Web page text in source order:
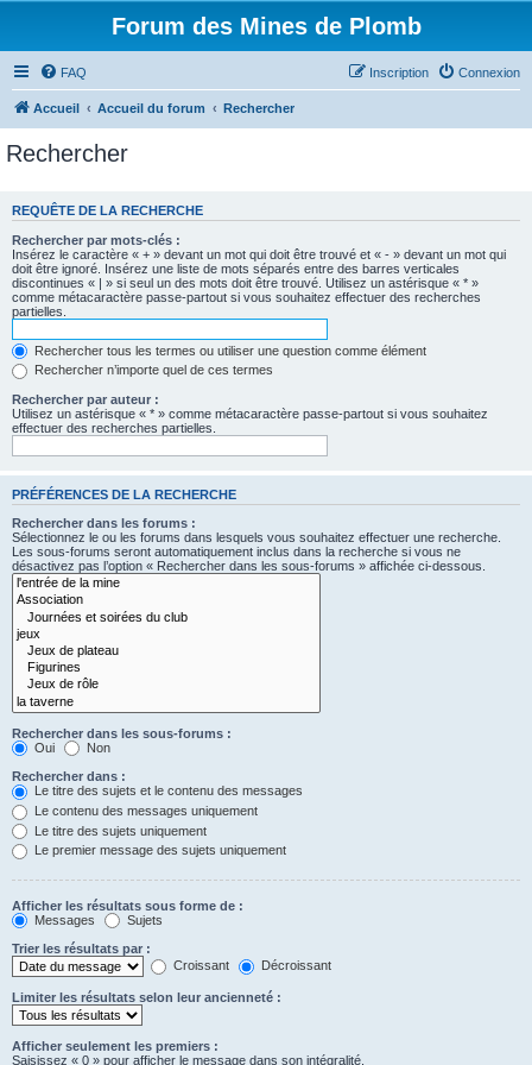
Forum des Mines de Plomb
FAQ Connexion
Inscription
Accueil Accueil du forum Rechercher
Rechercher
REQUÊTE DE LA RECHERCHE
Rechercher par mots-clés :
Insérez le caractère « + » devant un mot qui doit être trouvé et « - » devant un mot qui
doit être ignoré. Insérez une liste de mots séparés entre des barres verticales
discontinues « | » si seul un des mots doit être trouvé. Utilisez un astérisque « * »
comme métacaractère passe-partout si vous souhaitez effectuer des recherches
partielles.
Rechercher tous les termes ou utiliser une question comme élément
Rechercher n’importe quel de ces termes
Rechercher par auteur :
Utilisez un astérisque « * » comme métacaractère passe-partout si vous souhaitez
effectuer des recherches partielles.
PRÉFÉRENCES DE LA RECHERCHE
Rechercher dans les forums :
Sélectionnez le ou les forums dans lesquels vous souhaitez effectuer une recherche.
Les sous-forums seront automatiquement inclus dans la recherche si vous ne
désactivez pas l’option « Rechercher dans les sous-forums » affichée ci-dessous.
Rechercher dans les sous-forums :
Oui
Non
Rechercher dans :
Le titre des sujets et le contenu des messages
Le contenu des messages uniquement
Le titre des sujets uniquement
Le premier message des sujets uniquement
Afficher les résultats sous forme de :
Messages
Sujets
Trier les résultats par :
Croissant
Décroissant
Limiter les résultats selon leur ancienneté :
Afficher seulement les premiers :
Saisissez « 0 » pour afficher le message dans son intégralité.